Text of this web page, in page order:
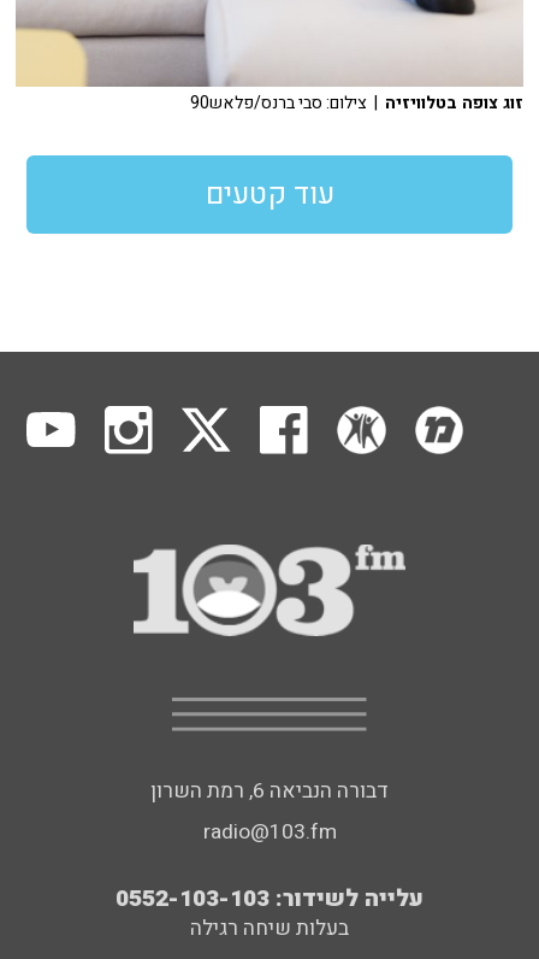
זוג צופה בטלוויזיה | צילום: סבי ברנס/פלאש90
עוד קטעים
דבורה הנביאה 6, רמת השרון
radio@103.fm
עלייה לשידור: 0552-103-103
בעלות שיחה רגילה